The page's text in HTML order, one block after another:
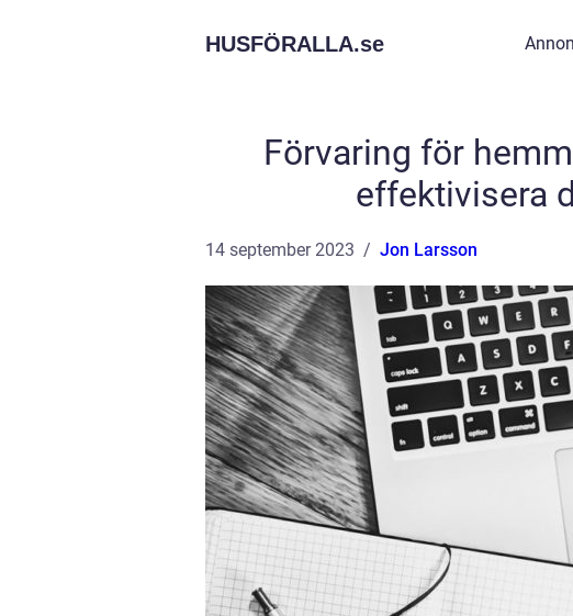
HUSFÖRALLA.se
Förvaring för
effektivisera
14 september 2023 Jon Larsson